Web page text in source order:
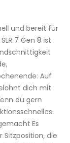
und bereit für
7 Gen 8 ist
Auf
dich mit
du gern
Es
die